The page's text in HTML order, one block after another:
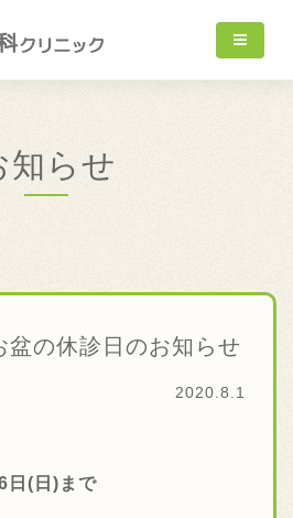
知らせ
の休診日のお知らせ
2020.8.1
日(日)まで